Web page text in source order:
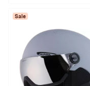
Sale